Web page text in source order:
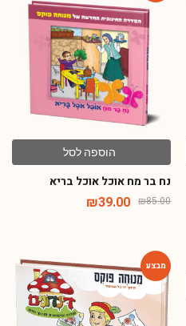
הוספה לסל
נח בר מח אוכל אוכל בריא
₪85.00
₪39.00